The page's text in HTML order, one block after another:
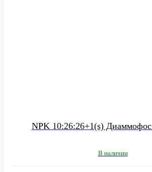
NPK 10:26:26+1(s)
В наличии